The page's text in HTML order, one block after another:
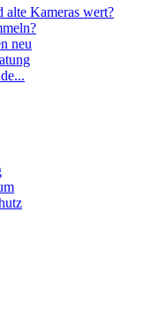
alte Kameras wert?
neu